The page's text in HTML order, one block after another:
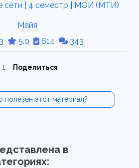
Майя
5.0 614 343
1 Поделиться
полезен этот материал?
в